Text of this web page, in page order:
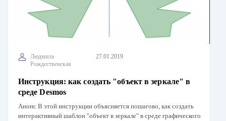
Людмила
Рождественская
27.01.2019
Инструкция: как создать "объект в зеркале" в
среде Desmos
Анонс В этой инструкции объясняется пошагово, как создать
интерактивный шаблон "объект в зеркале" в среде графического